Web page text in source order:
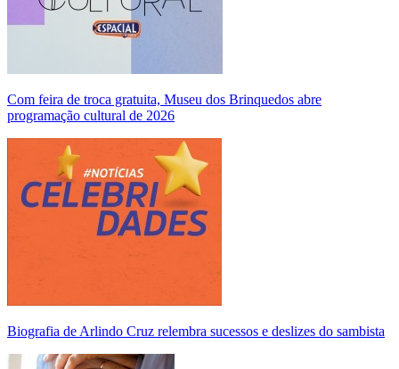
Com feira de troca gratuita, Museu dos Brinquedos abre
programação cultural de 2026
Biografia de Arlindo Cruz relembra sucessos e deslizes do sambista